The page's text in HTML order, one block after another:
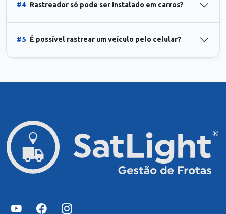
#4 Rastreador só pode ser instalado em carros?
#5 É possível rastrear um veículo pelo celular?